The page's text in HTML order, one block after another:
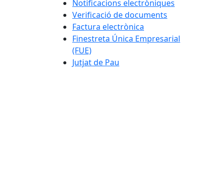
Notificacions electròniques
Verificació de documents
Factura electrònica
Finestreta Única Empresarial
(FUE)
Jutjat de Pau